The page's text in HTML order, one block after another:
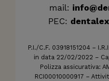
mail:
PEC:
P.I./C.F. 03918151204 –
in data 22/02/2022 –
Polizza assicurativa:
RCI00010000917 –